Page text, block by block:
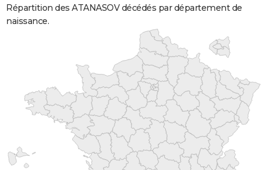
Répartition des ATANASOV décédés par département de
naissance.